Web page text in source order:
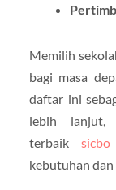
Memilih
bagi masa
daftar ini
lebih lanjut,
terbaiksicbo
kebutuhan